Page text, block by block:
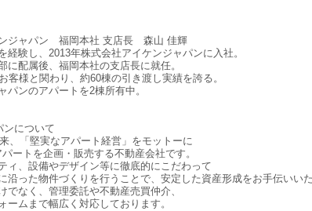
ジャパン 福岡本社 支店長 森山 佳輝
経験し、2013年株式会社アイケンジャパンに入社。
に配属後、福岡本社の支店長に就任。
客様と関わり、約60棟の引き渡し実績を誇る。
パンのアパートを2棟所有中。
ンについて
、「堅実なアパート経営」をモットーに
ートを企画・販売する不動産会社です。
ィ、設備やデザイン等に徹底的にこだわって
沿った物件づくりを行うことで、安定した資産形成をお手伝いい
でなく、管理委託や不動産売買仲介、
ームまで幅広く対応しております。